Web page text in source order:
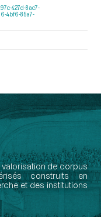
427d-8ac7-
4bf6-85a7-
de corpus
construits en
et des institutions